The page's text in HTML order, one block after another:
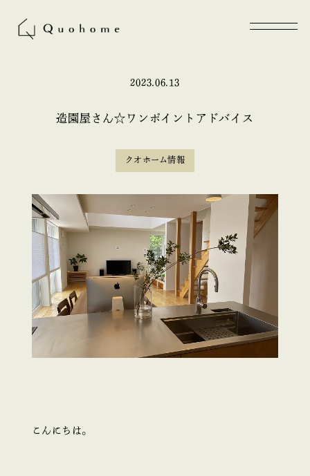
2023.06.13
造園屋さん☆ワンポイントアドバイス
クオホーム情報
こんにちは。